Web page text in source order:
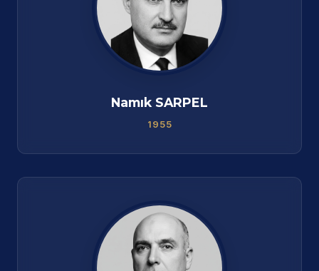
Namık SARPEL
1955